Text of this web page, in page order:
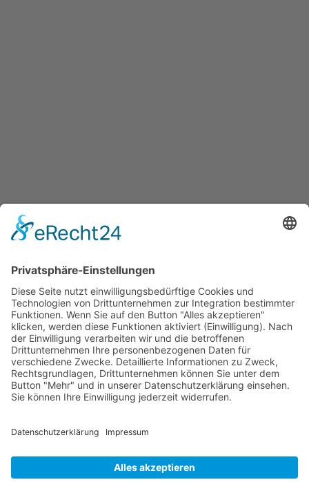
Jetzt teilen
Facebook Twitter
Pinterest WhatsApp Telegram
XING Email